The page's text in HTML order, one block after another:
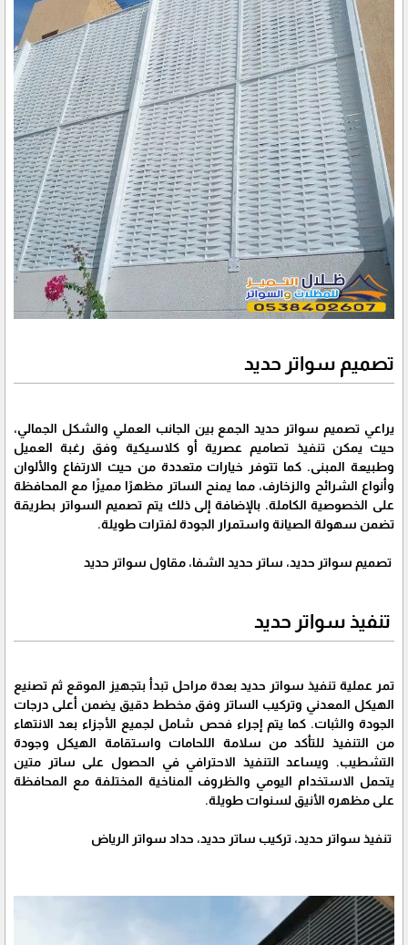
تصميم سواتر حديد
يراعي تصميم سواتر حديد الجمع بين الجانب العملي والشكل الجمالي،
حيث يمكن تنفيذ تصاميم عصرية أو كلاسيكية وفق رغبة العميل
وطبيعة المبنى. كما تتوفر خيارات متعددة من حيث الارتفاع والألوان
وأنواع الشرائح والزخارف، مما يمنح الساتر مظهرًا مميزًا مع المحافظة
على الخصوصية الكاملة. بالإضافة إلى ذلك يتم تصميم السواتر بطريقة
تضمن سهولة الصيانة واستمرار الجودة لفترات طويلة.
تصميم سواتر حديد، ساتر حديد الشفا، مقاول سواتر حديد
تنفيذ سواتر حديد
تمر عملية تنفيذ سواتر حديد بعدة مراحل تبدأ بتجهيز الموقع ثم تصنيع
الهيكل المعدني وتركيب الساتر وفق مخطط دقيق يضمن أعلى درجات
الجودة والثبات. كما يتم إجراء فحص شامل لجميع الأجزاء بعد الانتهاء
من التنفيذ للتأكد من سلامة اللحامات واستقامة الهيكل وجودة
التشطيب. ويساعد التنفيذ الاحترافي في الحصول على ساتر متين
يتحمل الاستخدام اليومي والظروف المناخية المختلفة مع المحافظة
على مظهره الأنيق لسنوات طويلة.
تنفيذ سواتر حديد، تركيب ساتر حديد، حداد سواتر الرياض